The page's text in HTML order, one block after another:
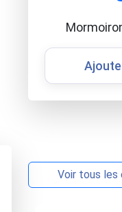
Voir tous les